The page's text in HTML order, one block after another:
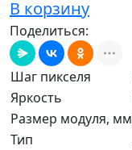
В корзину
Поделиться:
Шаг пикселя
Яркость
Размер модуля, мм
Тип